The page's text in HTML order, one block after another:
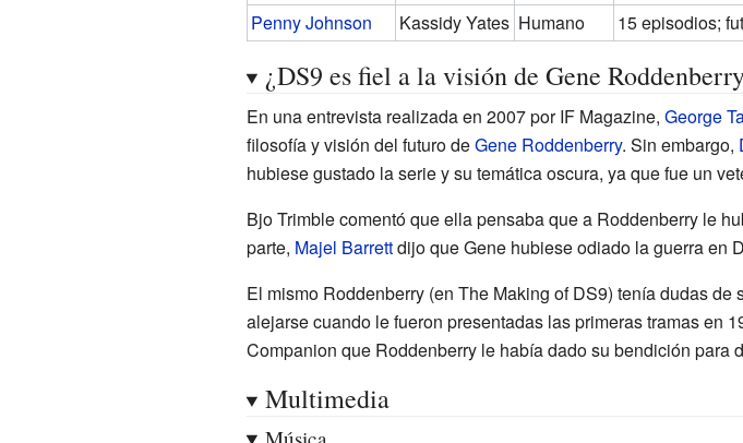
Penny Johnson
Kassidy Yates Humano 15 episodios;
¿DS9 es fiel a la visión de Gene
En una entrevista realizada en 2007 por IF Magazine, George
filosofía y visión del futuro deGene Roddenberry. Sin embargo,
hubiese gustado la serie y su temática oscura, ya que fue un
Bjo Trimble comentó que ella pensaba que a Roddenberry le
parte, Majel Barrettdijo que Gene hubiese odiado la guerra en
El mismo Roddenberry (en The Making of DS9) tenía dudas
alejarse cuando le fueron presentadas las primeras tramas en
Companion que Roddenberry le había dado su bendición para
Multimedia